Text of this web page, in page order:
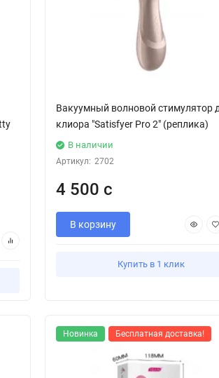
Вакуумный волновой стимулятор
клиора "Satisfyer Pro 2" (реплика)
В наличии
Артикул: 2702
4 500 с
В корзину
Купить в 1 клик
Новинка Бесплатная доставка!